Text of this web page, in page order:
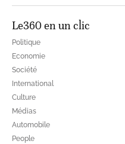
Le360 en un clic
Politique
Economie
Société
International
Culture
Médias
Automobile
People